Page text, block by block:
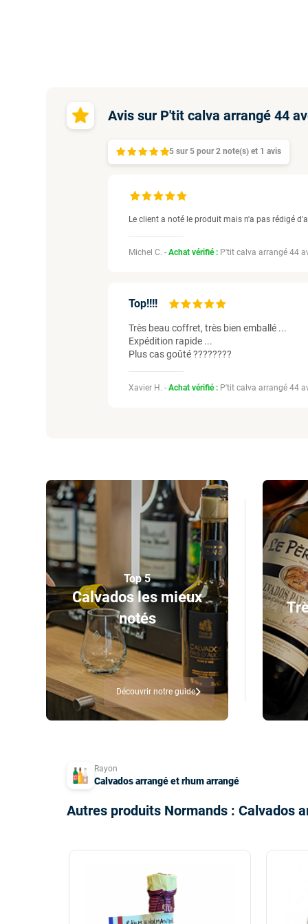
Avis sur P'tit calva arrangé 44
5 sur 5 pour 2note(s) et 1avis
Le client a noté le produit mais n'a pas rédigé
Michel C. -Achat vérifié : P'tit calva arrangé 44
Top!!!!
Très beau coffret, très bien emballé ...
Expédition rapide ...
Plus cas goûté ????????
Xavier H. -Achat vérifié : P'tit calva arrangé 44
Top 5
Calvados les mieux
notés
Découvrir notre guide
Rayon
Calvados arrangé et rhum arrangé
Autres produits Normands : Calvados